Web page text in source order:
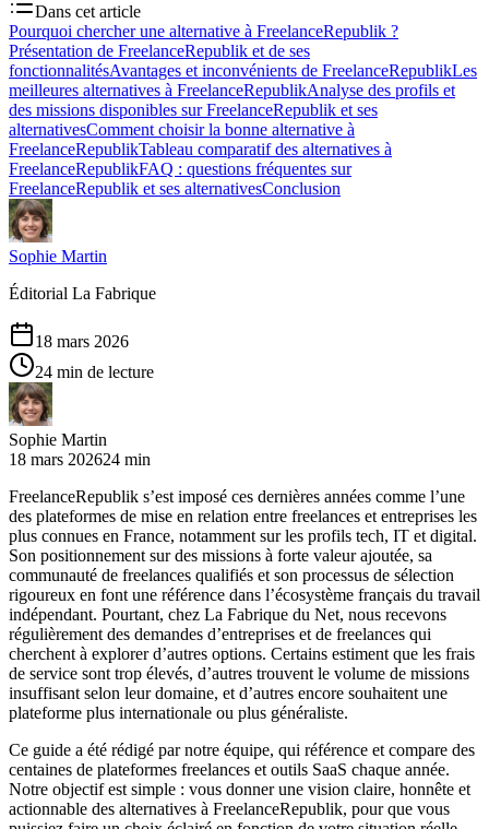
Dans cet article
Pourquoi chercher une alternative à FreelanceRepublik ?
Présentation de FreelanceRepublik et de ses
fonctionnalitésAvantages et inconvénients de FreelanceRepublikLes
meilleures alternatives à FreelanceRepublikAnalyse des profils et
des missions disponibles sur FreelanceRepublik et ses
alternativesComment choisir la bonne alternative à
FreelanceRepublikTableau comparatif des alternatives à
FreelanceRepublikFAQ : questions fréquentes sur
FreelanceRepublik et ses alternativesConclusion
Sophie Martin
Éditorial La Fabrique
18 mars 2026
24 min de lecture
Sophie Martin
18 mars 202624 min
FreelanceRepublik s’est imposé ces dernières années comme l’une
des plateformes de mise en relation entre freelances et entreprises les
plus connues en France, notamment sur les profils tech, IT et digital.
Son positionnement sur des missions à forte valeur ajoutée, sa
communauté de freelances qualifiés et son processus de sélection
rigoureux en font une référence dans l’écosystème français du travail
indépendant. Pourtant, chez La Fabrique du Net, nous recevons
régulièrement des demandes d’entreprises et de freelances qui
cherchent à explorer d’autres options. Certains estiment que les frais
de service sont trop élevés, d’autres trouvent le volume de missions
insuffisant selon leur domaine, et d’autres encore souhaitent une
plateforme plus internationale ou plus généraliste.
Ce guide a été rédigé par notre équipe, qui référence et compare des
centaines de plateformes freelances et outils SaaS chaque année.
Notre objectif est simple : vous donner une vision claire, honnête et
actionnable des alternatives à FreelanceRepublik, pour que vous